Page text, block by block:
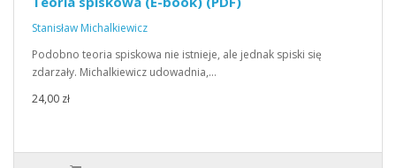
Stanisław Michalkiewicz
Podobno teoria spiskowa nie istnieje, ale jednak spiski się
zdarzały. Michalkiewicz udowadnia,…
24,00 zł